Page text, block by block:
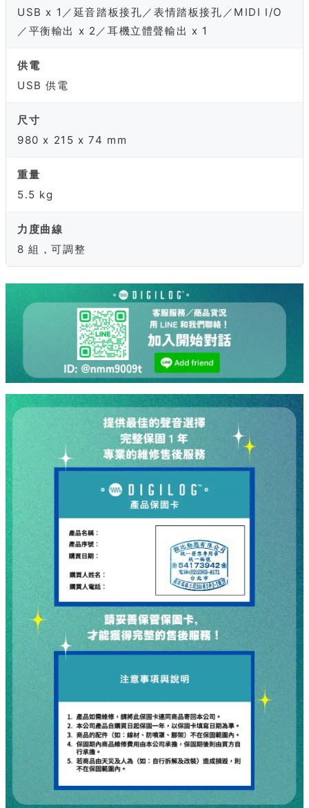
USB x 1／延音踏板接孔／表情踏板接孔／MIDI I/O
／平衡輸出 x 2／耳機立體聲輸出 x 1
供電
USB 供電
尺寸
980 x 215 x 74 mm
重量
5.5 kg
力度曲線
8 組，可調整